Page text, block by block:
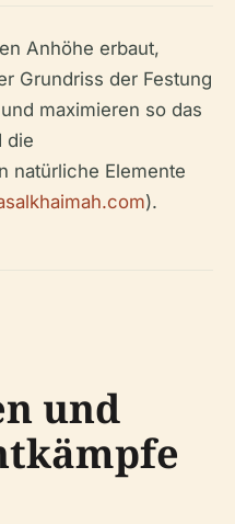
Anhöhe erbaut,
Grundriss der Festung
maximieren so das
die
natürliche Elemente
).
und